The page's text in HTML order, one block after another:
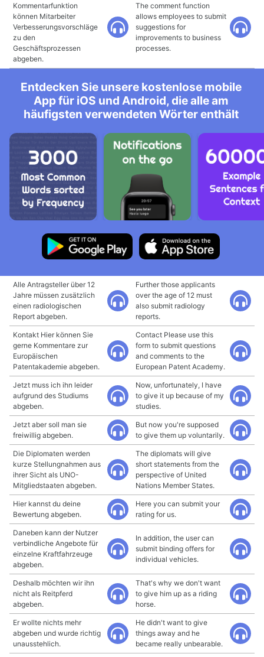
Kommentarfunktion
können Mitarbeiter
Verbesserungsvorschläge
zu den
Geschäftsprozessen
abgeben.
The comment function
allows employees to submit
suggestions for
improvements to business
processes.
Entdecken Sie unsere kostenlose mobile
App für iOS und Android, die alle am
häufigsten verwendeten Wörter enthält
Alle Antragsteller über 12
Jahre müssen zusätzlich
einen radiologischen
Report abgeben.
Further those applicants
over the age of 12 must
also submit radiology
reports.
Kontakt Hier können Sie
gerne Kommentare zur
Europäischen
Patentakademie abgeben.
Contact Please use this
form to submit questions
and comments to the
European Patent Academy.
Jetzt muss ich ihn leider
aufgrund des Studiums
abgeben.
Now, unfortunately, I have
to give it up because of my
studies.
Jetzt aber soll man sie
freiwillig abgeben.
But now you're supposed
to give them up voluntarily.
Die Diplomaten werden
kurze Stellungnahmen aus
ihrer Sicht als UNO-
Mitgliedstaaten abgeben.
The diplomats will give
short statements from the
perspective of United
Nations Member States.
Hier kannst du deine
Bewertung abgeben.
Here you can submit your
rating for us.
Daneben kann der Nutzer
verbindliche Angebote für
einzelne Kraftfahrzeuge
abgeben.
In addition, the user can
submit binding offers for
individual vehicles.
Deshalb möchten wir ihn
nicht als Reitpferd
abgeben.
That's why we don't want
to give him up as a riding
horse.
Er wollte nichts mehr
abgeben und wurde richtig
unausstehlich.
He didn't want to give
things away and he
became really unbearable.